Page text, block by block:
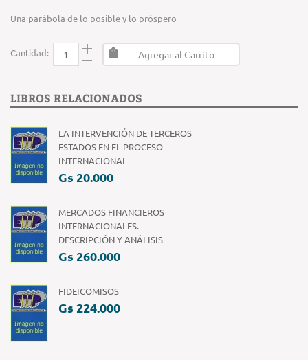
Una parábola de lo posible y lo próspero
Cantidad: Agregar al Carrito
LIBROS RELACIONADOS
LA INTERVENCIÓN DE TERCEROS
ESTADOS EN EL PROCESO
INTERNACIONAL
Gs 20.000
MERCADOS FINANCIEROS
INTERNACIONALES.
DESCRIPCIÓN Y ANÁLISIS
Gs 260.000
FIDEICOMISOS
Gs 224.000